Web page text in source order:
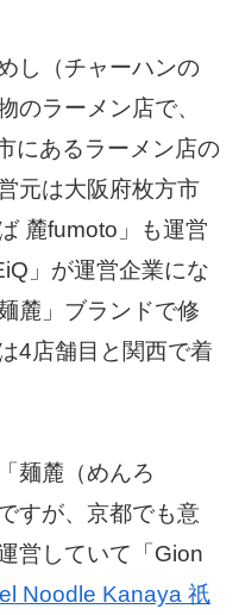
し（チャーハンの
のラーメン店で、
にあるラーメン店の
元は大阪府枚方市
麓fumoto」も運営
」が運営企業にな
麓」ブランドで修
4店舗目と関西で着
麺麓（めんろ
すが、京都でも意
営していて「Gion
Noodle Kanaya 祇